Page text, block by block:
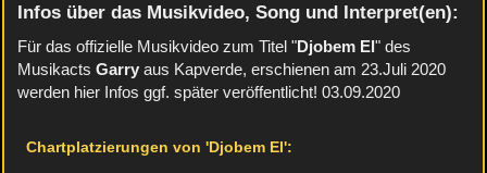
Infos über das Musikvideo, Song und Interpret(en):
Für das offizielle Musikvideo zum Titel "Djobem El" des
Musikacts Garryaus Kapverde, erschienen am 23.Juli 2020
werden hier Infos ggf. später veröffentlicht! 03.09.2020
Chartplatzierungen von 'Djobem El':